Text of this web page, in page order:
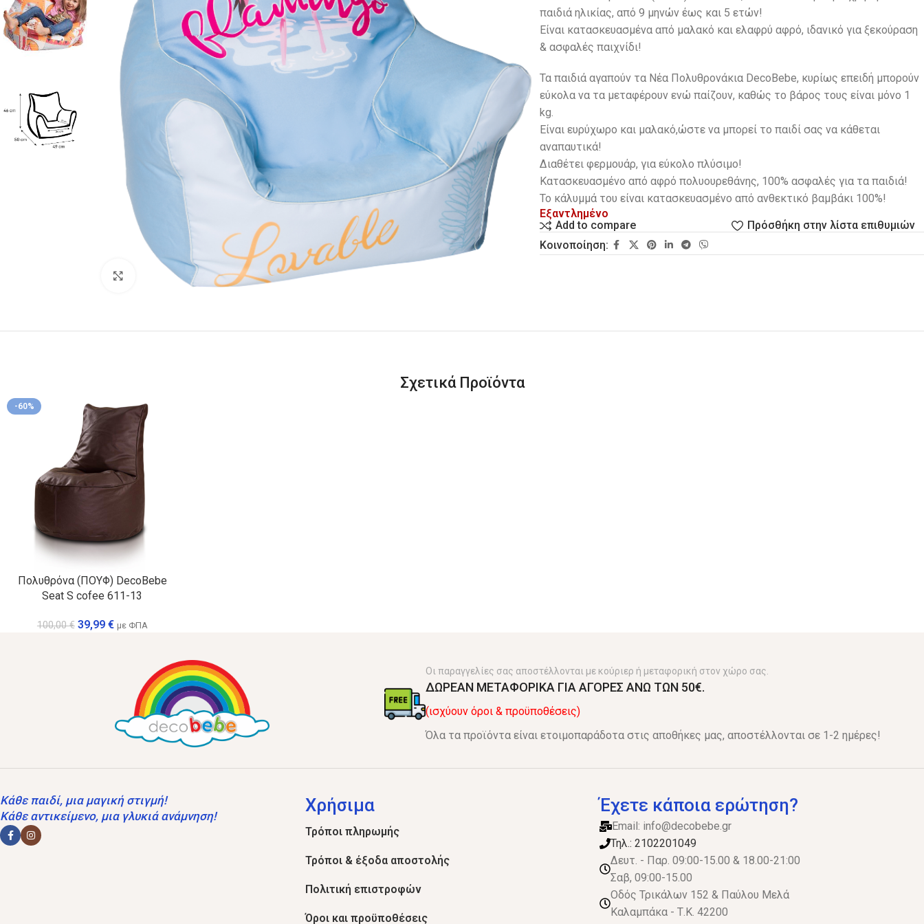
Κλικ για μεγέθυνση
παιδιά ηλικίας, από 9 μηνών έως και 5 ετών!
Είναι κατασκευασμένα από μαλακό και ελαφρύ αφρό, ιδανικό για ξεκούραση
& ασφαλές παιχνίδι!
Τα παιδιά αγαπούν τα Νέα Πολυθρονάκια DecoBebe, κυρίως επειδή μπορούν
εύκολα να τα μεταφέρουν ενώ παίζουν, καθώς το βάρος τους είναι μόνο 1
kg.
Eίναι ευρύχωρο και μαλακό,ώστε να μπορεί το παιδί σας να κάθεται
αναπαυτικά!
Διαθέτει φερμουάρ, για εύκολο πλύσιμο!
Κατασκευασμένο από αφρό πολυουρεθάνης, 100% ασφαλές για τα παιδιά!
Το κάλυμμά του είναι κατασκευασμένο από ανθεκτικό βαμβάκι 100%!
Εξαντλημένο
Add to compare
Πρόσθήκη στην λίστα επιθυμιών
Κοινοποίηση:
Σχετικά Προϊόντα
-60%
Πολυθρόνα (ΠΟΥΦ) DecoBebe
Seat S cofee 611-13
100,00€ 39,99 € με ΦΠΑ
Οι παραγγελίες σας αποστέλλονται με κούριερ ή μεταφορική στον χώρο σας.
ΔΩΡΕΑΝ ΜΕΤΑΦΟΡΙΚΑ ΓΙΑ ΑΓΟΡΕΣ ΑΝΩ ΤΩΝ 50€.
(ισχύουν όροι & προϋποθέσεις)
Όλα τα προϊόντα είναι ετοιμοπαράδοτα στις αποθήκες μας, αποστέλλονται σε 1-2 ημέρες!
Κάθε παιδί, μια μαγική στιγμή!
Κάθε αντικείμενο, μια γλυκιά ανάμνηση!
Χρήσιμα
Τρόποι πληρωμής
Τρόποι & έξοδα αποστολής
Πολιτική επιστροφών
Όροι και προϋποθέσεις
Έχετε κάποια ερώτηση?
Email: info@decobebe.gr
Τηλ.: 2102201049
Δευτ. - Παρ. 09:00-15.00 & 18.00-21:00
Σαβ, 09:00-15.00
Οδός Τρικάλων 152 & Παύλου Μελά
Καλαμπάκα - Τ.Κ. 42200